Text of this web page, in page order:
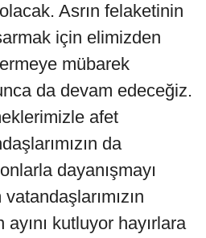
Asrın felaketinin
için elimizden
mübarek
da devam edeceğiz.
afet
da
dayanışmayı
kutluyor hayırlara